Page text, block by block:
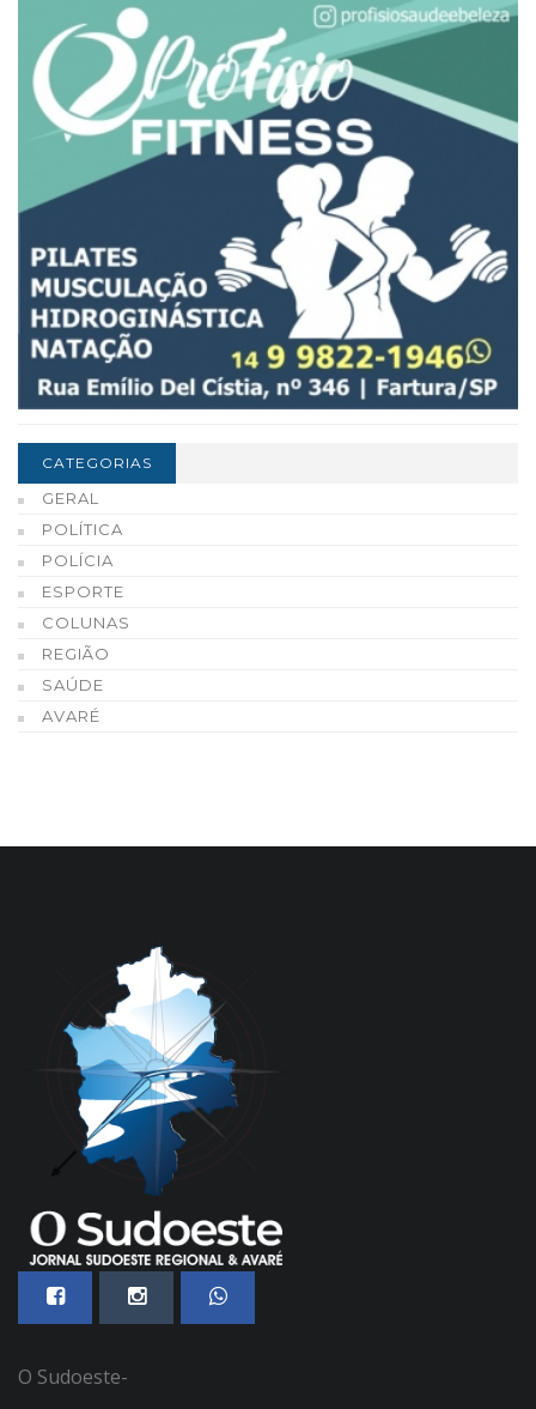
CATEGORIAS
GERAL
POLÍTICA
POLÍCIA
ESPORTE
COLUNAS
REGIÃO
SAÚDE
AVARÉ
O Sudoeste-